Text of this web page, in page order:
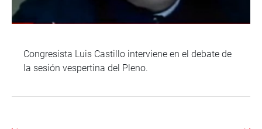
Congresista Luis Castillo interviene en el debate de
la sesión vespertina del Pleno.